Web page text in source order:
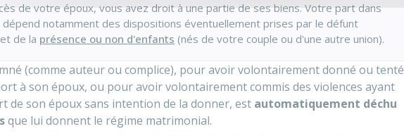
de votre époux, vous avez droit à une partie de ses biens. Votre part dans
dépend notamment des dispositions éventuellement prises par le défunt
de la présence ou non d'enfants (nés de votre couple ou d'une autre union).
(comme auteur ou complice), pour avoir volontairement donné ou tenté
à son époux, ou pour avoir volontairement commis des violences ayant
de son époux sans intention de la donner, est automatiquement déchu
que lui donnent le régime matrimonial.